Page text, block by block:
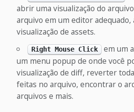
abrir uma visualização do
arquivo em um editor adequado,
visualização de assets.
Right Mouse Click em um
um menu popup de onde você
visualização de diff, reverter
feitas no arquivo, encontrar o
arquivos e mais.